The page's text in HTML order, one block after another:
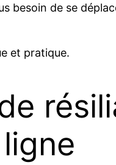
besoin de se
et pratique.